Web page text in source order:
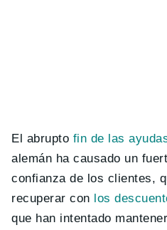
El abrupto fin de las
alemán ha causado un
confianza de los clientes,
recuperar con los
que han intentado